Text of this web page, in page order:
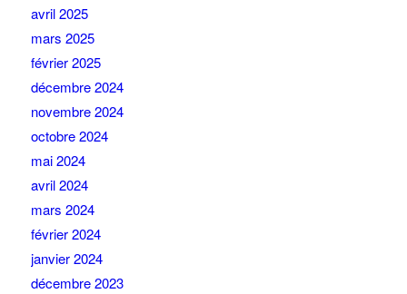
avril 2025
mars 2025
février 2025
décembre 2024
novembre 2024
octobre 2024
mai 2024
avril 2024
mars 2024
février 2024
janvier 2024
décembre 2023